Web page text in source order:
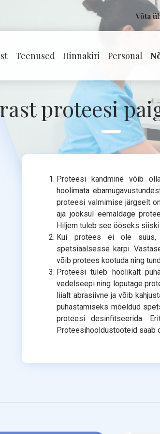
Võta
Teenused Hinnakiri Personal
proteesi
Proteesi kandmine võib
hoolimata
proteesi valmimise järgselt
aja jooksul eemaldage
Hiljem tuleb see ööseks
Kui protees ei ole suus,
spetsiaalsesse karpi.
võib protees kootuda ning
Proteesi tuleb hoolikalt
vedelseepi ning loputage
liialt abrasiivne ja võib
puhastamiseks mõeldud
proteesi desinfitseerida.
Proteesihooldustooteid saab